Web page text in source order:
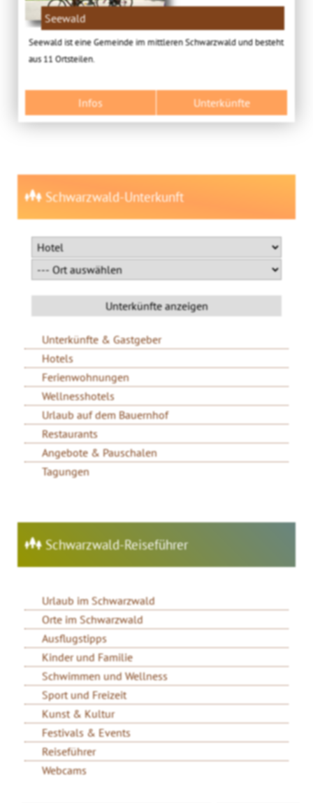
Seewald
Seewald ist eine Gemeinde im mittleren Schwarzwald und besteht
aus 11 Ortsteilen.
Infos Unterkünfte
Schwarzwald-Unterkunft
Unterkünfte & Gastgeber
Hotels
Ferienwohnungen
Wellnesshotels
Urlaub auf dem Bauernhof
Restaurants
Angebote & Pauschalen
Tagungen
Schwarzwald-Reiseführer
Urlaub im Schwarzwald
Orte im Schwarzwald
Ausflugstipps
Kinder und Familie
Schwimmen und Wellness
Sport und Freizeit
Kunst & Kultur
Festivals & Events
Reiseführer
Webcams